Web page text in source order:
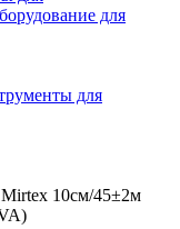
для
для
Mirtex 10см/45±2м